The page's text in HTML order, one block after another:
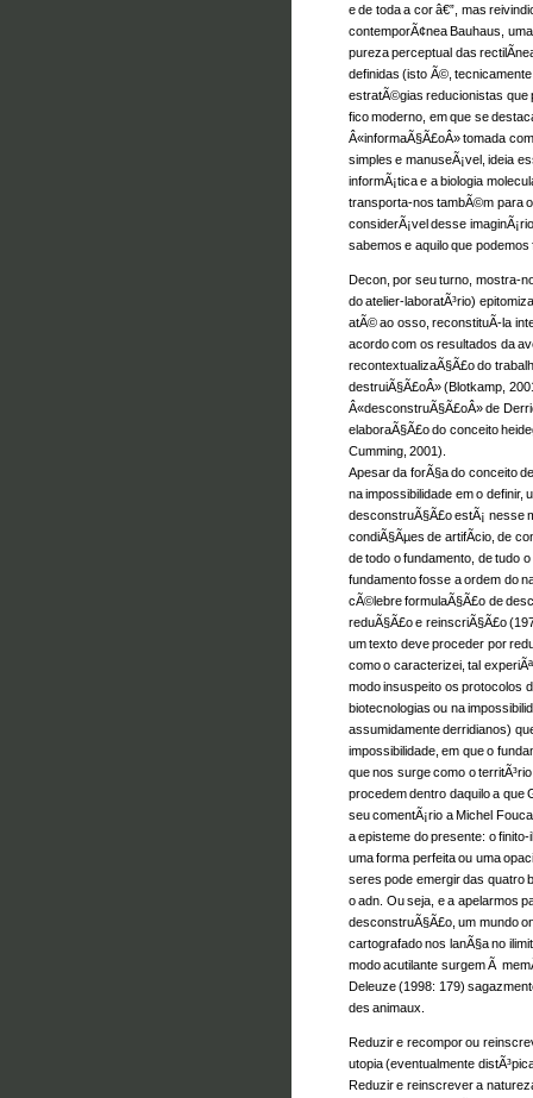
e de toda a cor â€”, mas
contemporÃ¢nea Bauhaus,
pureza perceptual das
definidas (isto Ã©,
estratÃ©gias reducionistas que
fico moderno, em que se
Â«informaÃ§Ã£oÂ» tomada
simples e manuseÃ¡vel, ideia
informÃ¡tica e a biologia
transporta-nos tambÃ©m para
considerÃ¡vel desse
sabemos e aquilo que
Decon, por seu turno, mostra-
do atelier-laboratÃ³rio)
atÃ© ao osso, reconstituÃ­-la
acordo com os resultados da
recontextualizaÃ§Ã£o do
destruiÃ§Ã£oÂ» (Blotkamp,
Â«desconstruÃ§Ã£oÂ» de
elaboraÃ§Ã£o do conceito
Cumming, 2001).
Apesar da forÃ§a do conceito
na impossibilidade em o definir,
desconstruÃ§Ã£o estÃ¡ nesse
condiÃ§Ãµes de artifÃ­cio, de
de todo o fundamento, de tudo
fundamento fosse a ordem do
cÃ©lebre formulaÃ§Ã£o de
reduÃ§Ã£o e reinscriÃ§Ã£o
um texto deve proceder por
como o caracterizei, tal
modo insuspeito os protocolos
biotecnologias ou na
assumidamente derridianos)
impossibilidade, em que o
que nos surge como o
procedem dentro daquilo a que
seu comentÃ¡rio a Michel
a episteme do presente: o
uma forma perfeita ou uma
seres pode emergir das quatro
o adn. Ou seja, e a apelarmos
desconstruÃ§Ã£o, um mundo
cartografado nos lanÃ§a no
modo acutilante surgem Ã
Deleuze (1998: 179)
des animaux.
Reduzir e recompor ou
utopia (eventualmente
Reduzir e reinscrever a